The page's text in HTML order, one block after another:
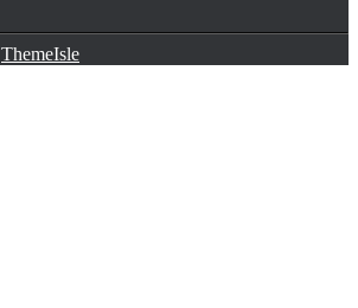
ThemeIsle